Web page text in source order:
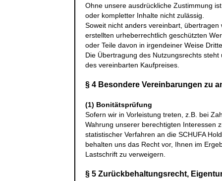
Ohne unsere ausdrückliche Zustimmung
oder kompletter Inhalte nicht zulässig.
Soweit nicht anders vereinbart,
erstellten urheberrechtlich geschützten
oder Teile davon in irgendeiner Weise
Die Übertragung des Nutzungsrechts
des vereinbarten Kaufpreises.
§ 4 Besondere Vereinbarungen zu
(1) Bonitätsprüfung
Sofern wir in Vorleistung treten, z.B. bei
Wahrung unserer berechtigten Interessen
statistischer Verfahren an die SCHUFA
behalten uns das Recht vor, Ihnen im
Lastschrift zu verweigern.
§ 5 Zurückbehaltungsrecht,